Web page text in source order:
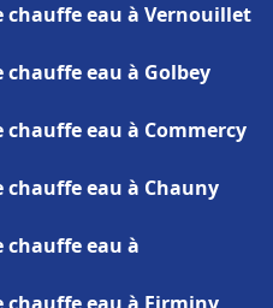
eau à Vernouillet
eau à Golbey
eau à Commercy
eau à Chauny
eau à